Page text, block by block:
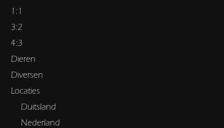
1:1
3:2
4:3
Dieren
Diversen
Locaties
Duitsland
Nederland